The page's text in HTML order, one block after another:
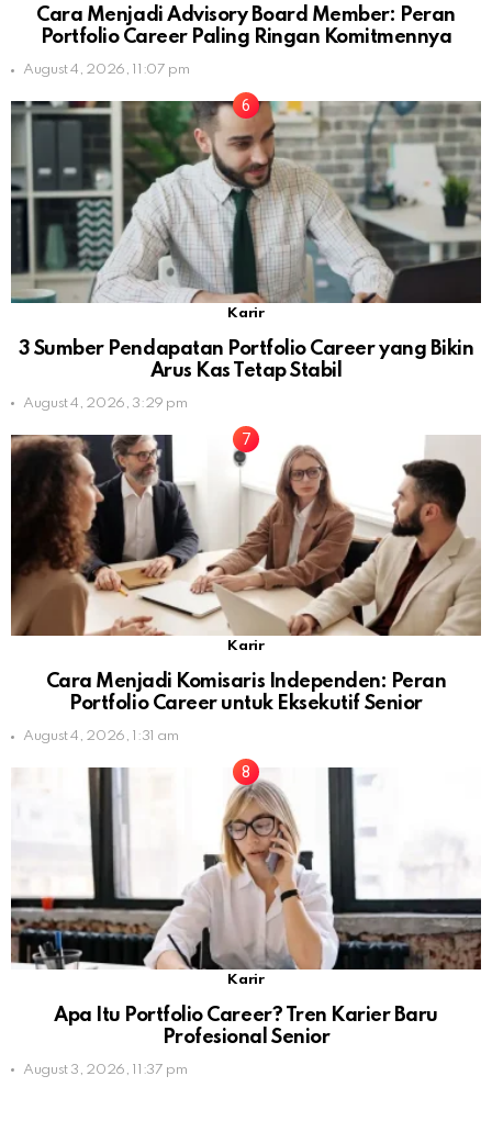
Cara Menjadi Advisory Board Member: Peran
Portfolio Career Paling Ringan Komitmennya
August 4, 2026, 11:07 pm
Karir
3 Sumber Pendapatan Portfolio Career yang Bikin
Arus Kas Tetap Stabil
August 4, 2026, 3:29 pm
Karir
Cara Menjadi Komisaris Independen: Peran
Portfolio Career untuk Eksekutif Senior
August 4, 2026, 1:31 am
Karir
Apa Itu Portfolio Career? Tren Karier Baru
Profesional Senior
August 3, 2026, 11:37 pm